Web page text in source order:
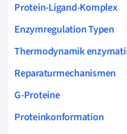
Protein-Ligand-Komplex
Enzymregulation Typen
Thermodynamik
Reparaturmechanismen
G-Proteine
Proteinkonformation